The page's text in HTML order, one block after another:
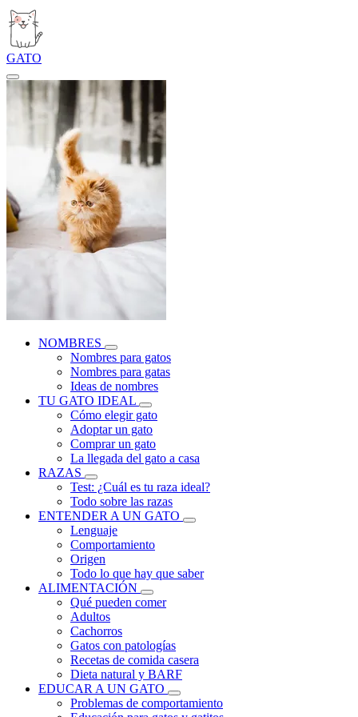
GATO
NOMBRES
Nombres para gatos
Nombres para gatas
Ideas de nombres
TU GATO IDEAL
Cómo elegir gato
Adoptar un gato
Comprar un gato
La llegada del gato a casa
RAZAS
Test: ¿Cuál es tu raza ideal?
Todo sobre las razas
ENTENDER A UN GATO
Lenguaje
Comportamiento
Origen
Todo lo que hay que saber
ALIMENTACIÓN
Qué pueden comer
Adultos
Cachorros
Gatos con patologías
Recetas de comida casera
Dieta natural y BARF
EDUCAR A UN GATO
Problemas de comportamiento